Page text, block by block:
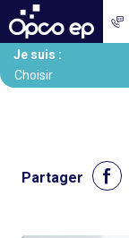
Gestion des cookies
Aller
contenu
Je suis :
Partager